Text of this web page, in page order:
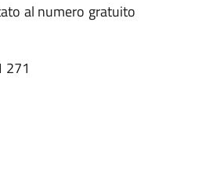
al numero gratuito
271